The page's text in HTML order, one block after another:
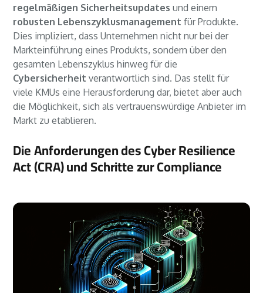
regelmäßigen Sicherheitsupdates und einem
robusten Lebenszyklusmanagement für Produkte.
Dies impliziert, dass Unternehmen nicht nur bei der
Markteinführung eines Produkts, sondern über den
gesamten Lebenszyklus hinweg für die
Cybersicherheit verantwortlich sind. Das stellt für
viele KMUs eine Herausforderung dar, bietet aber auch
die Möglichkeit, sich als vertrauenswürdige Anbieter im
Markt zu etablieren.
Die Anforderungen des Cyber Resilience
Act (CRA) und Schritte zur Compliance